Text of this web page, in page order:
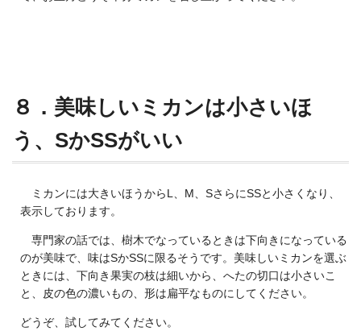
８．美味しいミカンは小さいほ
う、SかSSがいい
ミカンには大きいほうからL、M、SさらにSSと小さくなり、
表示しております。
専門家の話では、樹木でなっているときは下向きになっている
のが美味で、味はSかSSに限るそうです。美味しいミカンを選ぶ
ときには、下向き果実の枝は細いから、へたの切口は小さいこ
と、皮の色の濃いもの、形は扁平なものにしてください。
どうぞ、試してみてください。